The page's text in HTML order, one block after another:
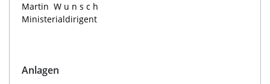
Martin Wunsch
Ministerialdirigent
Anlagen